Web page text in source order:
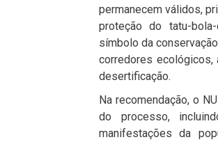
permanecem válidos,
proteção do tatu-
símbolo da
corredores ecológicos,
desertificação.
Na recomendação, o
do processo,
manifestações da